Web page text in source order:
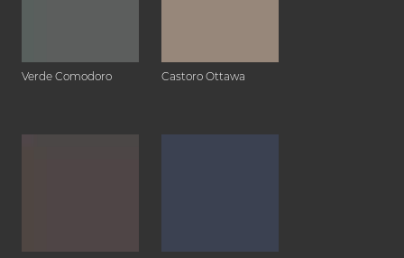
Verde Comodoro Castoro Ottawa